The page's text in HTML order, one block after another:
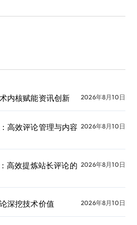
内核赋能资讯创新 2026年8月10日
高效评论管理与内容 2026年8月10日
高效提炼站长评论的 2026年8月10日
深挖技术价值 2026年8月10日